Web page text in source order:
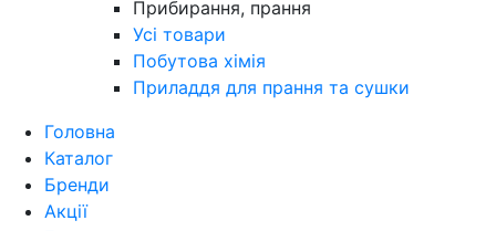
Прибирання, прання
Усі товари
Побутова хімія
Приладдя для прання та сушки
Головна
Каталог
Бренди
Акції